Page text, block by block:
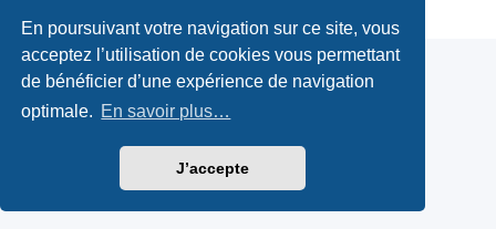
En poursuivant votre navigation sur ce site, vous
acceptez l’utilisation de cookies vous permettant
de bénéficier d’une expérience de navigation
optimale. En savoir plus…
J’accepte